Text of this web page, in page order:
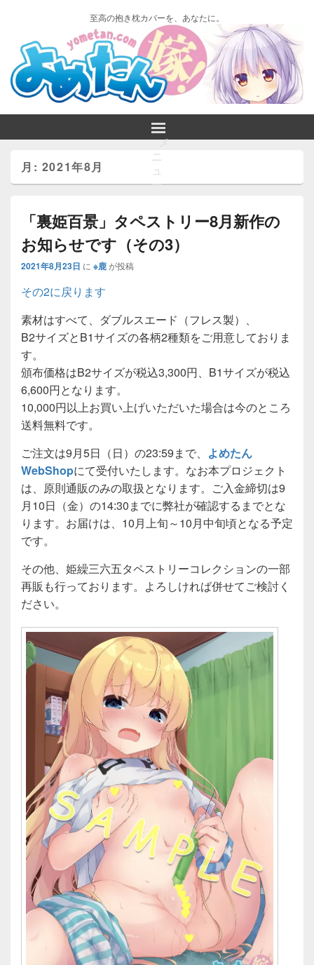
至高の抱き枕カバーを、あなたに。
メ
ニ
ュ
ー
月: 2021年8月
「裏姫百景」タペストリー8月新作の
お知らせです（その3）
2021年8月23日 に ※鹿が投稿
その2に戻ります
素材はすべて、ダブルスエード（フレス製）、
B2サイズとB1サイズの各柄2種類をご用意しておりま
す。
頒布価格はB2サイズが税込3,300円、B1サイズが税込
6,600円となります。
10,000円以上お買い上げいただいた場合は今のところ
送料無料です。
ご注文は9月5日（日）の23:59まで、 よめたん
WebShopにて受付いたします。なお本プロジェクト
は、原則通販のみの取扱となります。ご入金締切は9
月10日（金）の14:30までに弊社が確認するまでとな
ります。お届けは、10月上旬～10月中旬頃となる予定
です。
その他、姫繰三六五タペストリーコレクションの一部
再販も行っております。よろしければ併せてご検討く
ださい。